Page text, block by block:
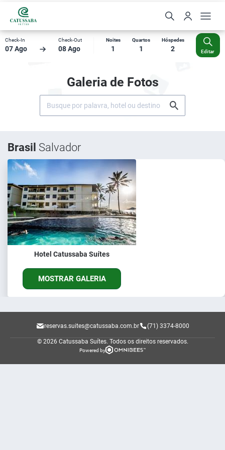
Check-In
07 Ago
Check-Out
08 Ago
Noites
1
Quartos
1
Hóspedes
2 Editar
Galeria de Fotos
Brasil Salvador
Hotel Catussaba Suítes
MOSTRAR GALERIA
reservas.suites@catussaba.com.br (71) 3374-8000
© 2026 Catussaba Suítes. Todos os direitos reservados.
Powered by